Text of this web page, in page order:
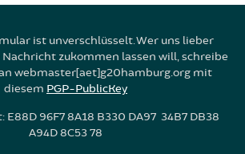
ist unverschlüsselt. Wer uns lieber
zukommen lassen will, schreibe
webmaster[aet]g20hamburg.org mit
diesem PGP-PublicKey
96F7 8A18 B330 DA97 34B7 DB38
A94D 8C53 78